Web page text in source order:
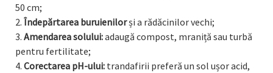
50 cm;
Îndepărtarea buruienilorși a rădăcinilor vechi;
Amendarea solului:adaugă compost, mraniță sau turbă
pentru fertilitate;
Corectarea pH-ului: trandafirii preferă un sol ușor acid,